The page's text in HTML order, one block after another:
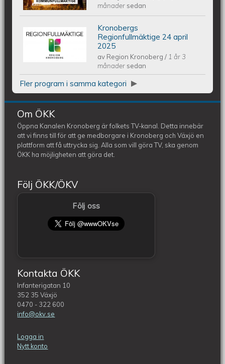
2025
månader sedan
Kronobergs regionfullmäktige 24
april 2025
Kronobergs
Regionfullmäktige 24 april
2025
av Region Kronoberg/ 1 år 3
månader sedan
Fler program i samma kategori
Om ÖKK
Öppna Kanalen Kronoberg är folkets TV-kanal. Detta innebär
att vi finns till för att ge medborgare i Kronoberg och Växjö en
plattform att få uttrycka sig. Alla som vill göra TV, ska genom
ÖKK ha möjligheten att göra det.
Följ ÖKK/ÖKV
Följ oss
Kontakta ÖKK
Infanterigatan 10
352 35 Växjö
0470 - 322 600
info@okv.se
Logga in
Nytt konto